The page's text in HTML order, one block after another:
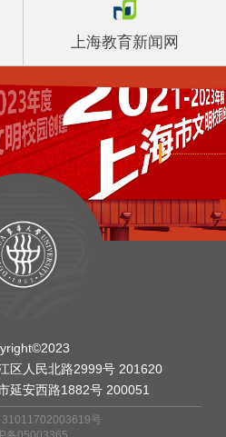
上海教育新闻网
区人民北路2999号 201620
延安西路1882号 200051
31011702003619号